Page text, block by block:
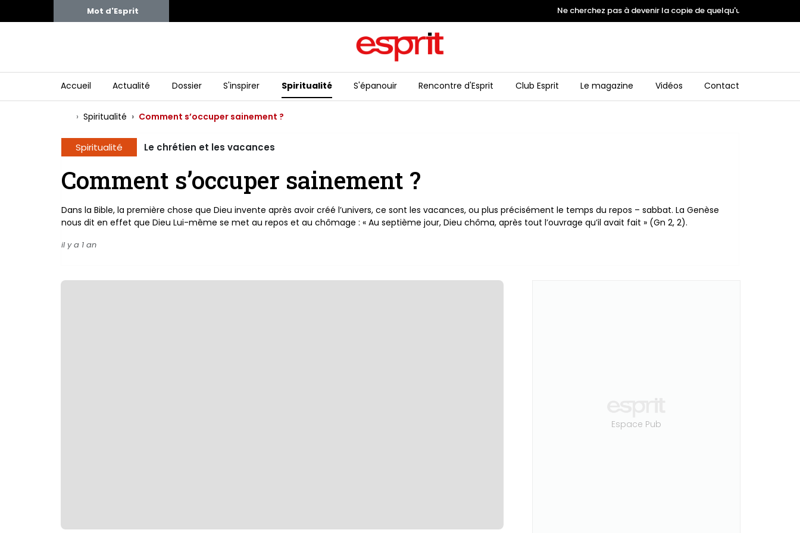
Mot d'Esprit Ne cherchez pas à devenir la copie de quelqu'un. Inspirez vous des
Accueil Actualité Dossier S'inspirer Spiritualité S'épanouir Rencontre d'Esprit Club Esprit Le magazine Vidéos Contact
Spiritualité Comment s’occuper sainement ?
Spiritualité Le chrétien et les vacances
Comment s’occuper sainement ?
Dans la Bible, la première chose que Dieu invente après avoir créé l’univers, ce sont les vacances, ou plus précisément le temps du repos – sabbat. La Genèse
nous dit en effet que Dieu Lui-même se met au repos et au chômage : « Au septième jour, Dieu chôma, après tout l’ouvrage qu’il avait fait » (Gn 2, 2).
il y a 1 an
Espace Pub